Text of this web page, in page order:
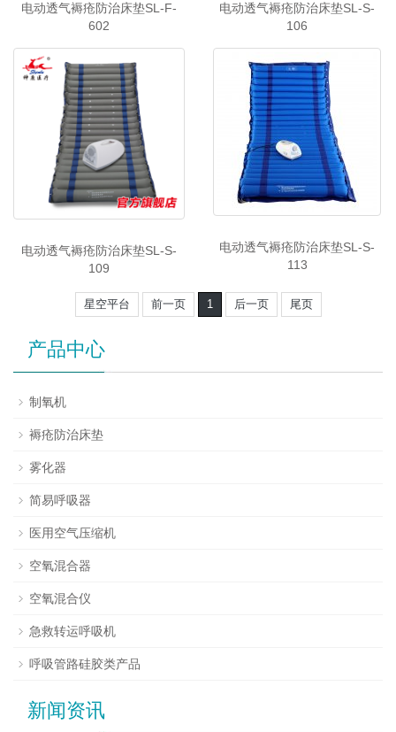
电动透气褥疮防治床垫SL-F-
602
电动透气褥疮防治床垫SL-S-
106
电动透气褥疮防治床垫SL-S-
109
电动透气褥疮防治床垫SL-S-
113
星空平台 前一页 1 后一页 尾页
产品中心
制氧机
褥疮防治床垫
雾化器
简易呼吸器
医用空气压缩机
空氧混合器
空氧混合仪
急救转运呼吸机
呼吸管路硅胶类产品
新闻资讯